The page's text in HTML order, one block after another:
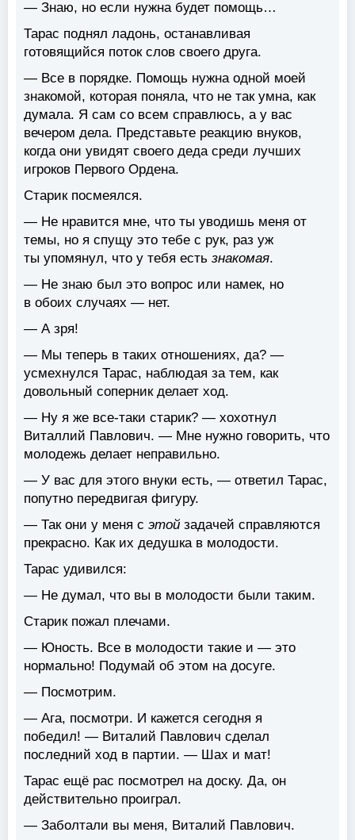
— Знаю, но если нужна будет помощь…
Тарас поднял ладонь, останавливая
готовящийся поток слов своего друга.
— Все в порядке. Помощь нужна одной моей
знакомой, которая поняла, что не так умна, как
думала. Я сам со всем справлюсь, а у вас
вечером дела. Представьте реакцию внуков,
когда они увидят своего деда среди лучших
игроков Первого Ордена.
Старик посмеялся.
— Не нравится мне, что ты уводишь меня от
темы, но я спущу это тебе с рук, раз уж
ты упомянул, что у тебя есть знакомая.
— Не знаю был это вопрос или намек, но
в обоих случаях — нет.
— А зря!
— Мы теперь в таких отношениях, да? —
усмехнулся Тарас, наблюдая за тем, как
довольный соперник делает ход.
— Ну я же все-таки старик? — хохотнул
Виталлий Павлович. — Мне нужно говорить, что
молодежь делает неправильно.
— У вас для этого внуки есть, — ответил Тарас,
попутно передвигая фигуру.
— Так они у меня с этой задачей справляются
прекрасно. Как их дедушка в молодости.
Тарас удивился:
— Не думал, что вы в молодости были таким.
Старик пожал плечами.
— Юность. Все в молодости такие и — это
нормально! Подумай об этом на досуге.
— Посмотрим.
— Ага, посмотри. И кажется сегодня я
победил! — Виталий Павлович сделал
последний ход в партии. — Шах и мат!
Тарас ещё рас посмотрел на доску. Да, он
действительно проиграл.
— Заболтали вы меня, Виталий Павлович.